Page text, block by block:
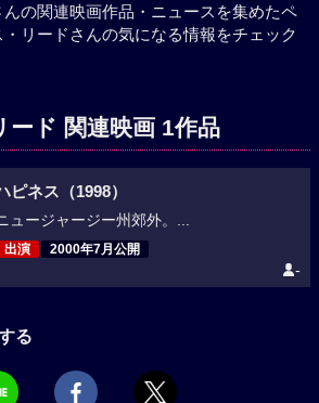
の関連映画作品・ニュースを集めたペ
リードさんの気になる情報をチェック
ード 関連映画 1作品
ピネス（1998）
ュージャージー州郊外。...
出演 2000年7月公開
-
る